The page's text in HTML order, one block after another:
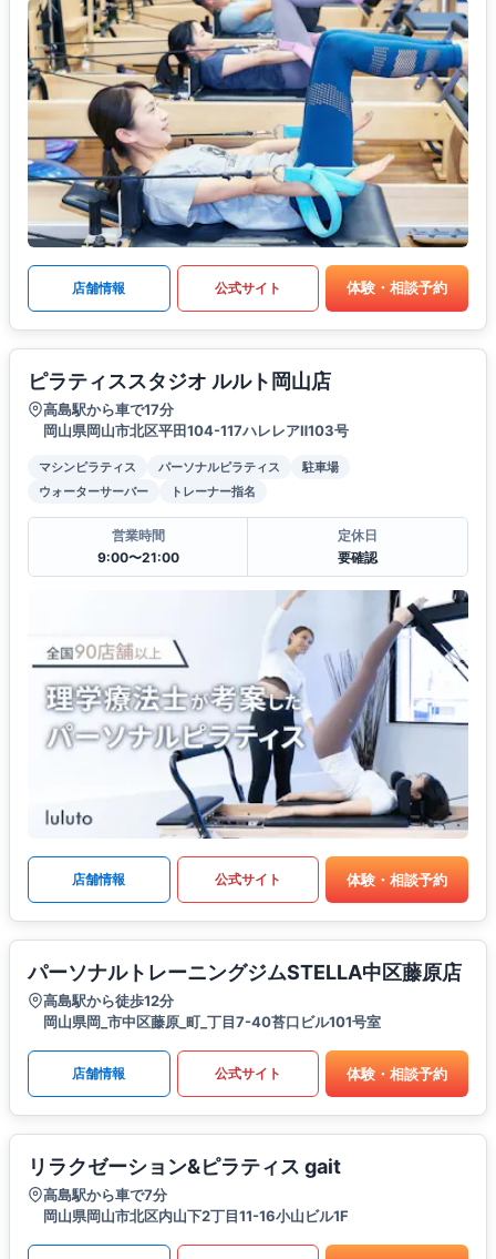
店舗情報 公式サイト 体験・相談予約
ピラティススタジオ ルルト岡山店
高島駅から車で17分
岡山県岡山市北区平田104-117ハレレアⅡ103号
マシンピラティス パーソナルピラティス
駐車場
ウォーターサーバー
トレーナー指名
営業時間
9:00〜21:00
定休日
要確認
店舗情報 公式サイト 体験・相談予約
パーソナルトレーニングジムSTELLA中区藤原店
高島駅から徒歩12分
岡山県岡_市中区藤原_町_丁目7-40苔口ビル101号室
店舗情報 公式サイト 体験・相談予約
リラクゼーション&ピラティス gait
高島駅から車で7分
岡山県岡山市北区内山下2丁目11-16小山ビル1F